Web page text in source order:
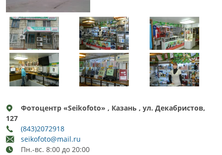
Фотоцентр «Seikofoto» , Казань , ул. Декабристов,
127
(843)2072918
seikofoto@mail.ru
Пн.-вс. 8:00 до 20:00